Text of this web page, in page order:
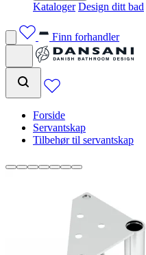
Kataloger Design ditt bad
Finn forhandler
Forside
Servantskap
Tilbehør til servantskap